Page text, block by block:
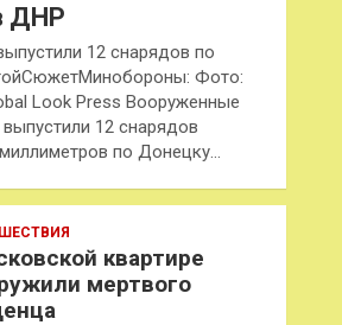
ДНР
12 снарядов по
Фото:
Look Press Вооруженные
12 снарядов
по Донецку…
квартире
мертвого